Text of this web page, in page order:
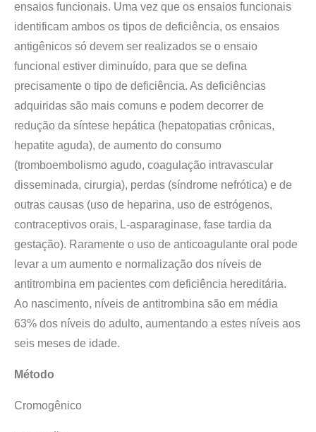
ensaios funcionais. Uma vez que os ensaios funcionais
identificam ambos os tipos de deficiência, os ensaios
antigênicos só devem ser realizados se o ensaio
funcional estiver diminuído, para que se defina
precisamente o tipo de deficiência. As deficiências
adquiridas são mais comuns e podem decorrer de
redução da síntese hepática (hepatopatias crônicas,
hepatite aguda), de aumento do consumo
(tromboembolismo agudo, coagulação intravascular
disseminada, cirurgia), perdas (síndrome nefrótica) e de
outras causas (uso de heparina, uso de estrógenos,
contraceptivos orais, L-asparaginase, fase tardia da
gestação). Raramente o uso de anticoagulante oral pode
levar a um aumento e normalização dos níveis de
antitrombina em pacientes com deficiência hereditária.
Ao nascimento, níveis de antitrombina são em média
63% dos níveis do adulto, aumentando a estes níveis aos
seis meses de idade.
Método
Cromogênico